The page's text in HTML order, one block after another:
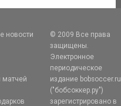
новости
матчей
© 2009 Все права
защищены.
Электронное
периодическое
издание bobsoccer.ru
("бобсоккер.ру")
зарегистрировано в